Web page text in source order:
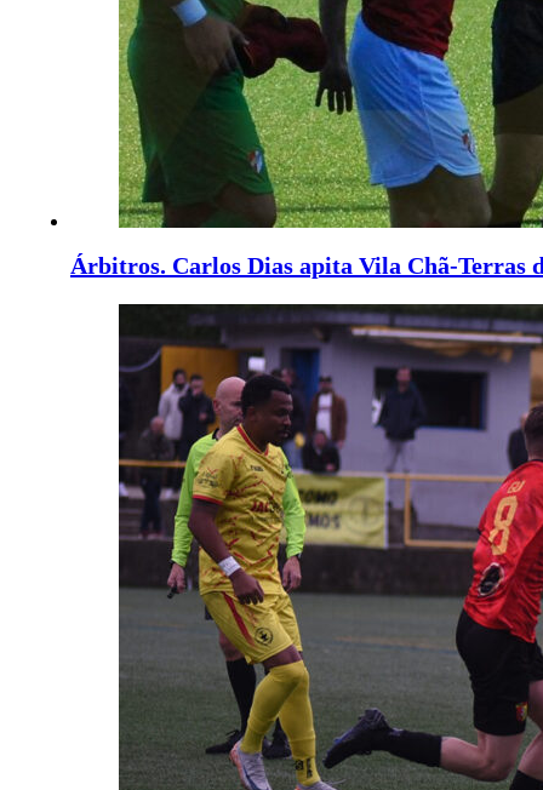
Árbitros. Carlos Dias apita Vila Chã-Terras